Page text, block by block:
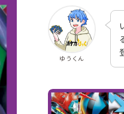
ゆうくん